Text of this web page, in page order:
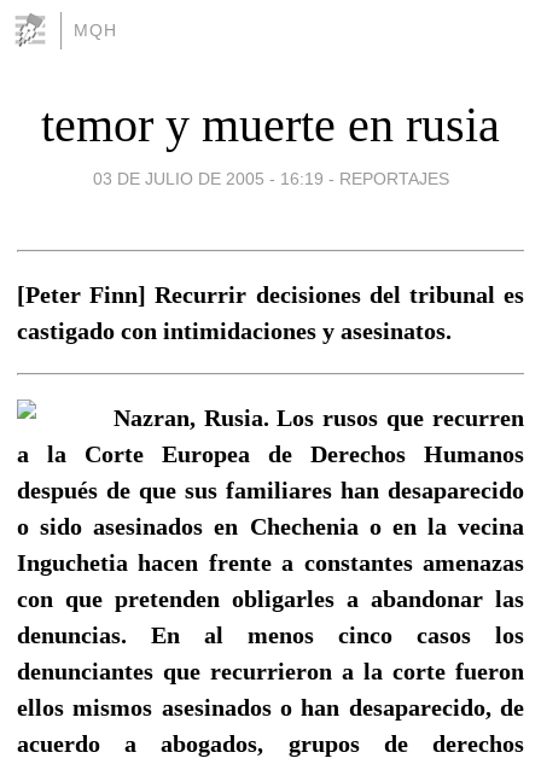
MQH
temor y muerte en rusia
03 DE JULIO DE 2005 - 16:19 - REPORTAJES
[Peter Finn] Recurrir decisiones del tribunal es
castigado con intimidaciones y asesinatos.
Nazran, Rusia. Los rusos que recurren
a la Corte Europea de Derechos Humanos
después de que sus familiares han desaparecido
o sido asesinados en Chechenia o en la vecina
Inguchetia hacen frente a constantes amenazas
con que pretenden obligarles a abandonar las
denuncias. En al menos cinco casos los
denunciantes que recurrieron a la corte fueron
ellos mismos asesinados o han desaparecido, de
acuerdo a abogados, grupos de derechos